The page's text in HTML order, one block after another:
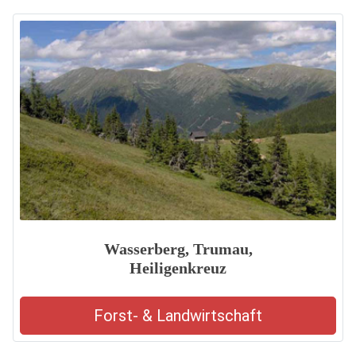
Wasserberg, Trumau,
Heiligenkreuz
Forst- & Landwirtschaft